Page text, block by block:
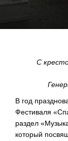
С
В год
Фестиваля
раздел
который